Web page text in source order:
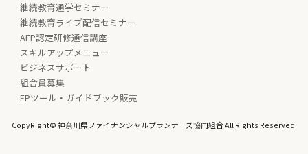
継続教育通学セミナー
継続教育ライブ配信セミナー
AFP認定研修通信講座
スキルアップメニュー
ビジネスサポート
組合員募集
FPツール・ガイドブック販売
CopyRight© 神奈川県ファイナンシャルプランナーズ協同組合 All Rights Reserved.